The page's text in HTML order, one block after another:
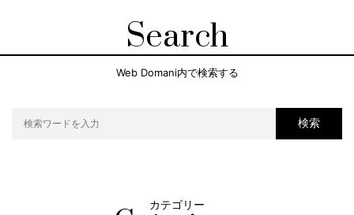
Search
Web Domani内で検索する
検索
カテゴリー